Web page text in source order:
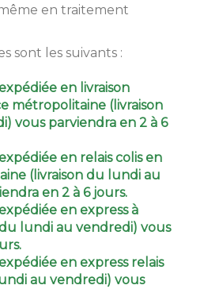
en traitement
sont les suivants :
en livraison
métropolitaine (livraison
vous parviendra en 2 à 6
en relais colis en
(livraison du lundi au
en 2 à 6 jours.
en express à
lundi au vendredi) vous
en express relais
au vendredi) vous